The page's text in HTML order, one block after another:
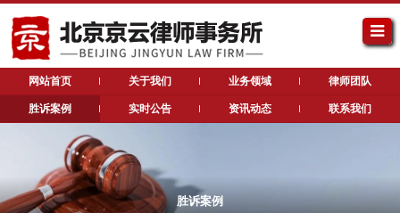
网站首页 关于我们 业务领域 律师团队
胜诉案例 实时公告 资讯动态 联系我们
胜诉案例